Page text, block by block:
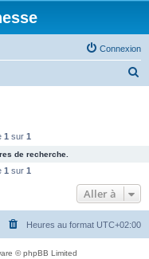
Connexion
c
e
1 sur 1
de recherche.
1 sur 1
Aller à
Heures au format UTC+02:00
© phpBB Limited